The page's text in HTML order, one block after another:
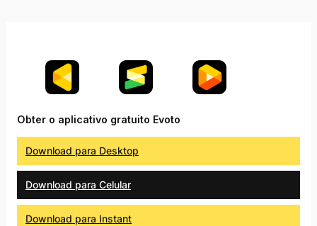
Obter o aplicativo gratuito Evoto
Download para Desktop
Download para Celular
Download para Instant